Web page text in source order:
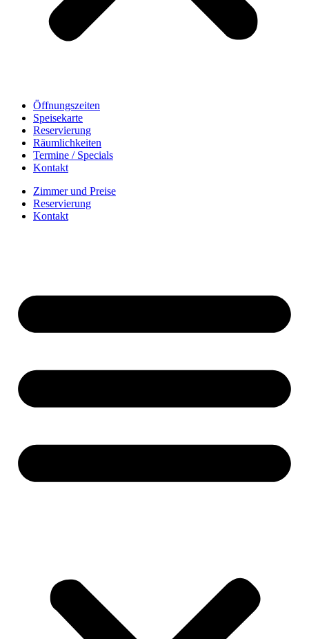
Öffnungszeiten
Speisekarte
Reservierung
Räumlichkeiten
Termine / Specials
Kontakt
Zimmer und Preise
Reservierung
Kontakt